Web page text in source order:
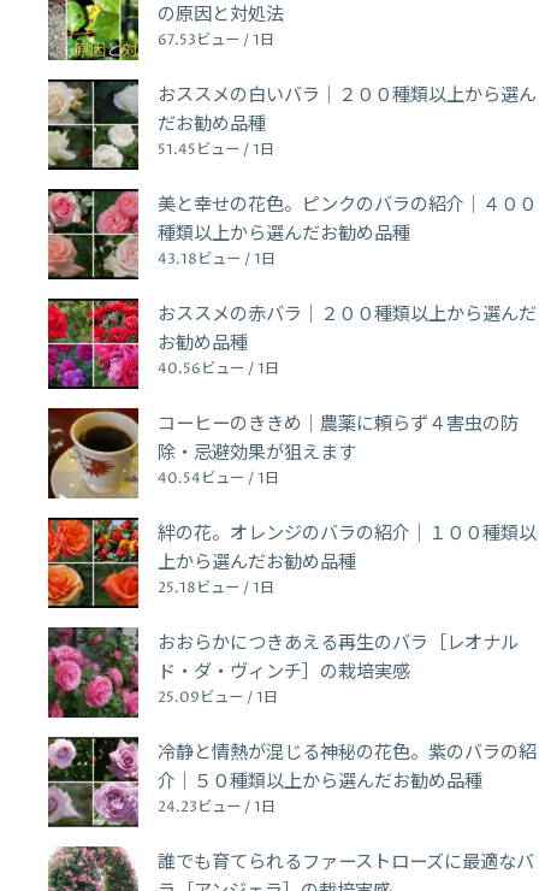
の原因と対処法
67.53ビュー / 1日
おススメの白いバラ｜２００種類以上から選ん
だお勧め品種
51.45ビュー / 1日
美と幸せの花色。ピンクのバラの紹介｜４００
種類以上から選んだお勧め品種
43.18ビュー / 1日
おススメの赤バラ｜２００種類以上から選んだ
お勧め品種
40.56ビュー / 1日
コーヒーのききめ｜農薬に頼らず４害虫の防
除・忌避効果が狙えます
40.54ビュー / 1日
絆の花。オレンジのバラの紹介｜１００種類以
上から選んだお勧め品種
25.18ビュー / 1日
おおらかにつきあえる再生のバラ［レオナル
ド・ダ・ヴィンチ］の栽培実感
25.09ビュー / 1日
冷静と情熱が混じる神秘の花色。紫のバラの紹
介｜５０種類以上から選んだお勧め品種
24.23ビュー / 1日
誰でも育てられるファーストローズに最適なバ